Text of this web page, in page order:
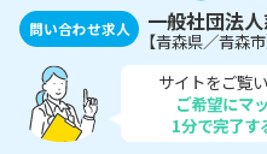
問い合わせ求人 一般社団法
サイトをご覧
ご希望にマ
1分で完了す